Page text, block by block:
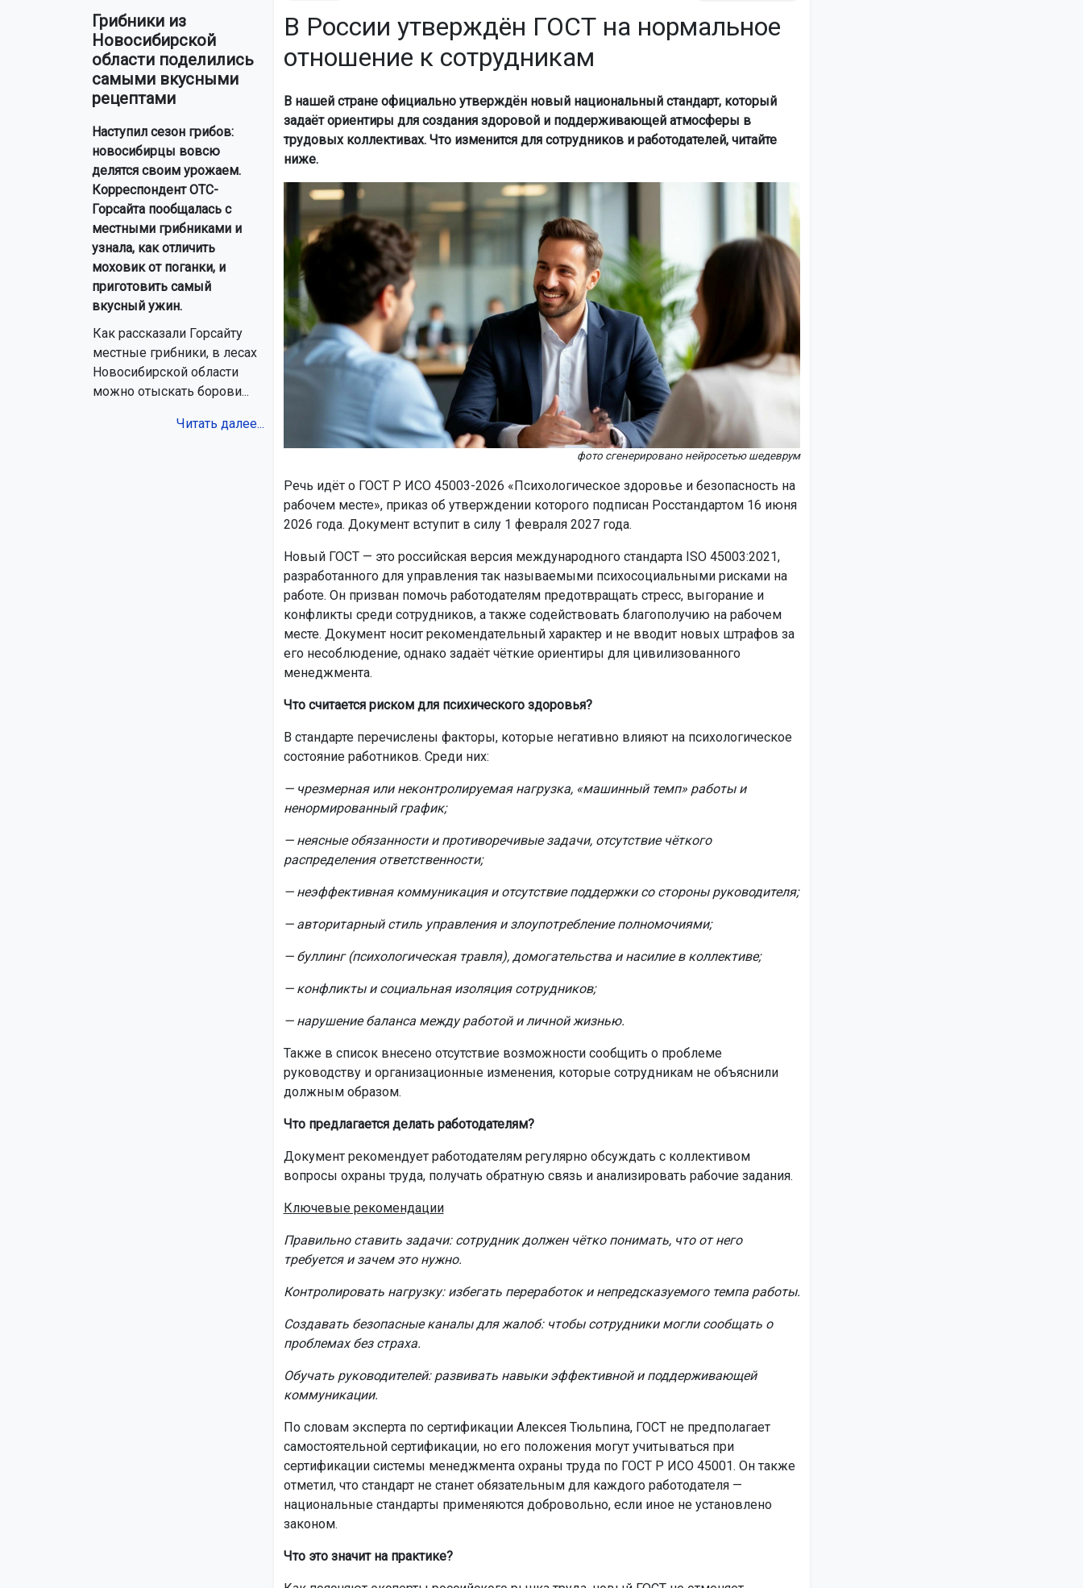
Грибники из
Новосибирской
области поделились
самыми вкусными
рецептами
Наступил сезон грибов:
новосибирцы вовсю
делятся своим урожаем.
Корреспондент ОТС-
Горсайта пообщалась с
местными грибниками и
узнала, как отличить
моховик от поганки, и
приготовить самый
вкусный ужин.
Как рассказали Горсайту
местные грибники, в лесах
Новосибирской области
можно отыскать борови...
Читать далее...
В России утверждён ГОСТ на нормальное
отношение к сотрудникам
В нашей стране официально утверждён новый национальный стандарт, который
задаёт ориентиры для создания здоровой и поддерживающей атмосферы в
трудовых коллективах. Что изменится для сотрудников и работодателей, читайте
ниже.
фото сгенерировано нейросетью шедеврум
Речь идёт о ГОСТ Р ИСО 45003-2026 «Психологическое здоровье и безопасность на
рабочем месте», приказ об утверждении которого подписан Росстандартом 16 июня
2026 года. Документ вступит в силу 1 февраля 2027 года.
Новый ГОСТ — это российская версия международного стандарта ISO 45003:2021,
разработанного для управления так называемыми психосоциальными рисками на
работе. Он призван помочь работодателям предотвращать стресс, выгорание и
конфликты среди сотрудников, а также содействовать благополучию на рабочем
месте. Документ носит рекомендательный характер и не вводит новых штрафов за
его несоблюдение, однако задаёт чёткие ориентиры для цивилизованного
менеджмента.
Что считается риском для психического здоровья?
В стандарте перечислены факторы, которые негативно влияют на психологическое
состояние работников. Среди них:
— чрезмерная или неконтролируемая нагрузка, «машинный темп» работы и
ненормированный график;
— неясные обязанности и противоречивые задачи, отсутствие чёткого
распределения ответственности;
— неэффективная коммуникация и отсутствие поддержки со стороны руководителя;
— авторитарный стиль управления и злоупотребление полномочиями;
— буллинг (психологическая травля), домогательства и насилие в коллективе;
— конфликты и социальная изоляция сотрудников;
— нарушение баланса между работой и личной жизнью.
Также в список внесено отсутствие возможности сообщить о проблеме
руководству и организационные изменения, которые сотрудникам не объяснили
должным образом.
Что предлагается делать работодателям?
Документ рекомендует работодателям регулярно обсуждать с коллективом
вопросы охраны труда, получать обратную связь и анализировать рабочие задания.
Ключевые рекомендации
Правильно ставить задачи: сотрудник должен чётко понимать, что от него
требуется и зачем это нужно.
Контролировать нагрузку: избегать переработок и непредсказуемого темпа работы.
Создавать безопасные каналы для жалоб: чтобы сотрудники могли сообщать о
проблемах без страха.
Обучать руководителей: развивать навыки эффективной и поддерживающей
коммуникации.
По словам эксперта по сертификации Алексея Тюльпина, ГОСТ не предполагает
самостоятельной сертификации, но его положения могут учитываться при
сертификации системы менеджмента охраны труда по ГОСТ Р ИСО 45001. Он также
отметил, что стандарт не станет обязательным для каждого работодателя —
национальные стандарты применяются добровольно, если иное не установлено
законом.
Что это значит на практике?